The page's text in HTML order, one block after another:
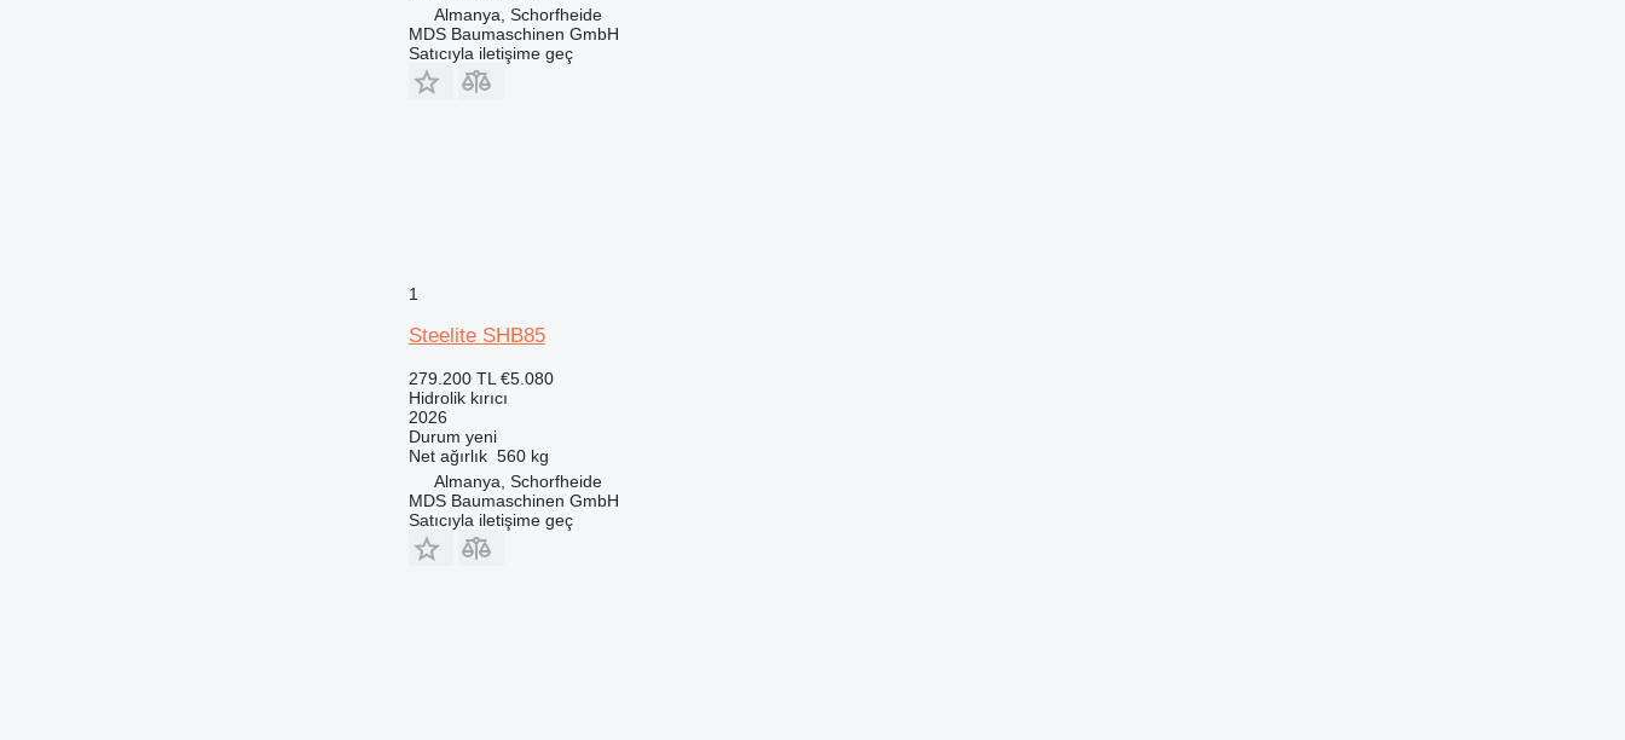
Almanya, Schorfheide
MDS Baumaschinen GmbH
Satıcıyla iletişime geç
1
Steelite SHB85
279.200 TL €5.080
Hidrolik kırıcı
2026
Durum yeni
Net ağırlık 560 kg
Almanya, Schorfheide
MDS Baumaschinen GmbH
Satıcıyla iletişime geç